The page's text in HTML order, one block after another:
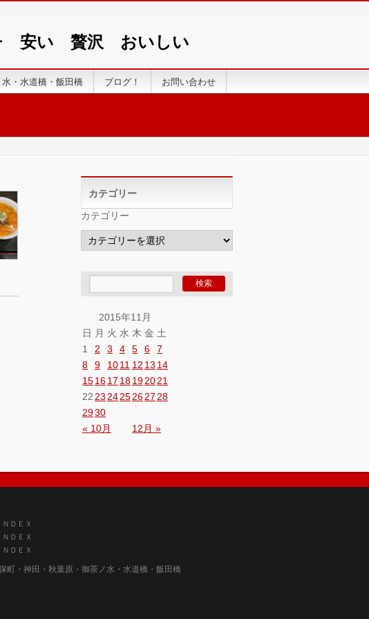
チ 安い 贅沢 おいしい
・水道橋・飯田橋 ブログ！ お問い合わせ
カテゴリー
カテゴリー
2015年11月
日 月 火 水 木 金 土
« 10月 12月 »
1 2 3 4 5 6
7
8
9 1011 12 13 14
151617 18192021
22 23 24252627 28
2930
ＤＥＸ
ＤＥＸ
ＤＥＸ
町・神田・秋葉原・御茶ノ水・水道橋・飯田橋